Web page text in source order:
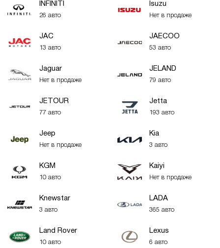
INFINITI
26 авто
Isuzu
Нет в продаже
JAC
13 авто
JAECOO
53 авто
Jaguar
Нет в продаже
JELAND
79 авто
JETOUR
77 авто
Jetta
193 авто
Jeep
Нет в продаже
Kia
3 авто
KGM
10 авто
Kaiyi
Нет в продаже
Knewstar
3 авто
LADA
365 авто
Land Rover
10 авто
Lexus
6 авто